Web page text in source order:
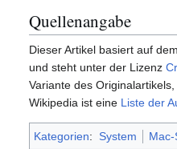
Quellenangabe
Dieser Artikel basiert auf
und steht unter der Lizenz
Variante des
Wikipedia ist eine Liste der
Kategorien: System Mac-